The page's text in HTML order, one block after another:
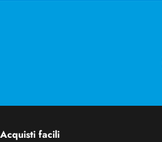
Acquisti facili